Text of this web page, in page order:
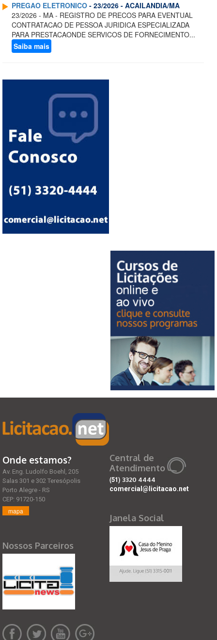
PREGAO ELETRONICO - 23/2026 - ACAILANDIA/MA
23/2026 - MA - REGISTRO DE PRECOS PARA EVENTUAL
CONTRATACAO DE PESSOA JURIDICA ESPECIALIZADA
PARA PRESTACAONDE SERVICOS DE FORNECIMENTO...
Saiba mais
Onde estamos?
Av. Eng. Ludolfo Boehl, 205
Salas 301 e 302 Teresópolis
Porto Alegre - RS
CEP: 91720-150
mapa
Nossos Parceiros
Central de
Atendimento
(51) 3320 4444
comercial@licitacao.net
Janela Social